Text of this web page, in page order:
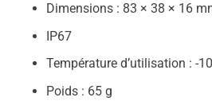
Dimensions : 83 × 38 × 16
IP67
Température d’utilisation : -
Poids : 65 g